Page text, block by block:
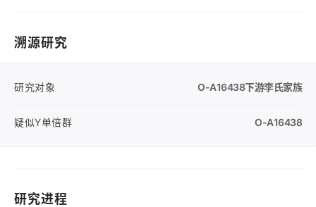
溯源研究
研究对象 O-A16438下游李氏家族
疑似Y单倍群 O-A16438
研究进程